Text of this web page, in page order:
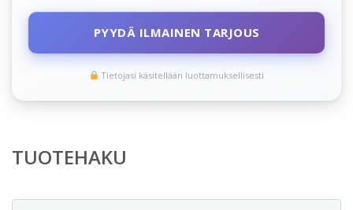
PYYDÄ ILMAINEN TARJOUS
Tietojasi käsitellään luottamuksellisesti
TUOTEHAKU